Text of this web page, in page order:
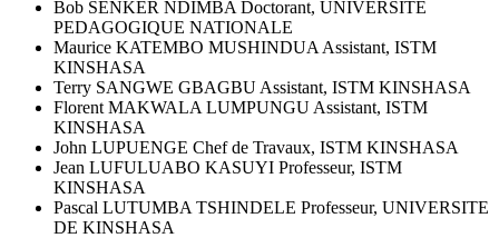
Bob SENKER NDIMBA Doctorant, UNIVERSITE
PEDAGOGIQUE NATIONALE
Maurice KATEMBO MUSHINDUA Assistant, ISTM
KINSHASA
Terry SANGWE GBAGBU Assistant, ISTM KINSHASA
Florent MAKWALA LUMPUNGU Assistant, ISTM
KINSHASA
John LUPUENGE Chef de Travaux, ISTM KINSHASA
Jean LUFULUABO KASUYI Professeur, ISTM
KINSHASA
Pascal LUTUMBA TSHINDELE Professeur, UNIVERSITE
DE KINSHASA